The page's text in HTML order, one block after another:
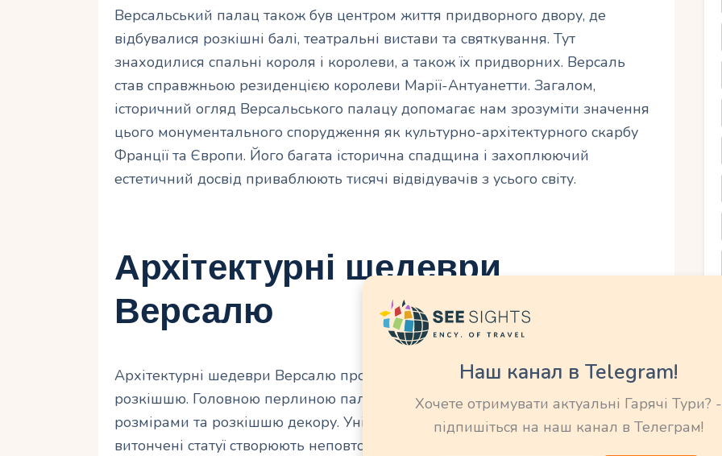
Версальський палац також був центром життя придворного двору, де
відбувалися розкішні балі, театральні вистави та святкування. Тут
знаходилися спальні короля і королеви, а також їх придворних. Версаль
став справжньою резиденцією королеви Марії-Антуанетти. Загалом,
історичний огляд Версальського палацу допомагає нам зрозуміти значення
цього монументального спорудження як культурно-архітектурного скарбу
Франції та Європи. Його багата історична спадщина і захоплюючий
естетичний досвід приваблюють тисячі відвідувачів з усього світу.
Архітектурні шедеври
Версалю
Архітектурні шедеври Версалю просто захоплюють своєю величчю та
розкішшю. Головною перлиною палацу є Холл Дзеркал, який вражає своїми
розмірами та розкішшю декору. Унікальні дзеркала, кришталеві люстри та
витончені статуї створюють неповторну атмосферу багатства і розкіші. Ще
Наш канал в Telegram!
Хочете отримувати актуальні Гарячі Тури? -
підпишіться на наш канал в Телеграм!